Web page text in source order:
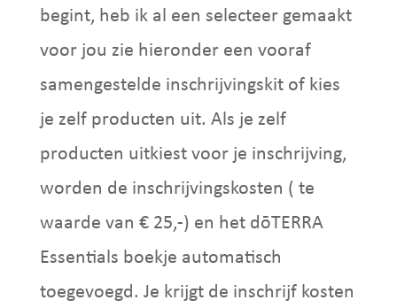
begint, heb ik al een selecteer gemaakt
voor jou zie hieronder een vooraf
samengestelde inschrijvingskit of kies
je zelf producten uit. Als je zelf
producten uitkiest voor je inschrijving,
worden de inschrijvingskosten ( te
waarde van € 25,-) en het dōTERRA
Essentials boekje automatisch
toegevoegd. Je krijgt de inschrijf kosten